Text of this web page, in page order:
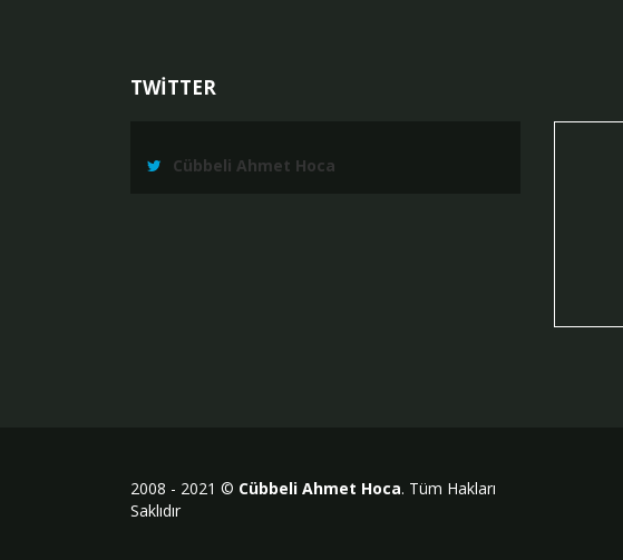
TWİTTER
Cübbeli Ahmet Hoca
2008 - 2021 © Cübbeli Ahmet Hoca. Tüm Hakları
Saklıdır